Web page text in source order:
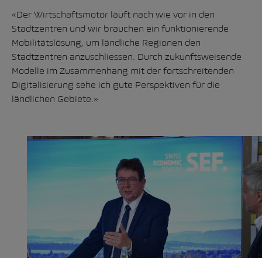
«Der Wirtschaftsmotor läuft nach wie vor in den
Stadtzentren und wir brauchen ein funktionierende
Mobilitätslösung, um ländliche Regionen den
Stadtzentren anzuschliessen. Durch zukunftsweisende
Modelle im Zusammenhang mit der fortschreitenden
Digitalisierung sehe ich gute Perspektiven für die
ländlichen Gebiete.»